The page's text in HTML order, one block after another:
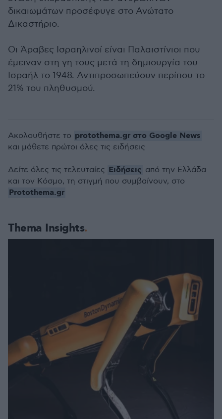
δικαιωμάτων προσέφυγε στο Ανώτατο
Δικαστήριο.
Οι Άραβες Ισραηλινοί είναι Παλαιστίνιοι που
έμειναν στη γη τους μετά τη δημιουργία του
Ισραήλ το 1948. Αντιπροσωπεύουν περίπου το
21% του πληθυσμού.
Thema Insights
Ακολουθήστε το protothema.gr στο Google News
και μάθετε πρώτοι όλες τις ειδήσεις
Δείτε όλες τις τελευταίες Ειδήσεις από την Ελλάδα
και τον Κόσμο, τη στιγμή που συμβαίνουν, στο
Protothema.gr